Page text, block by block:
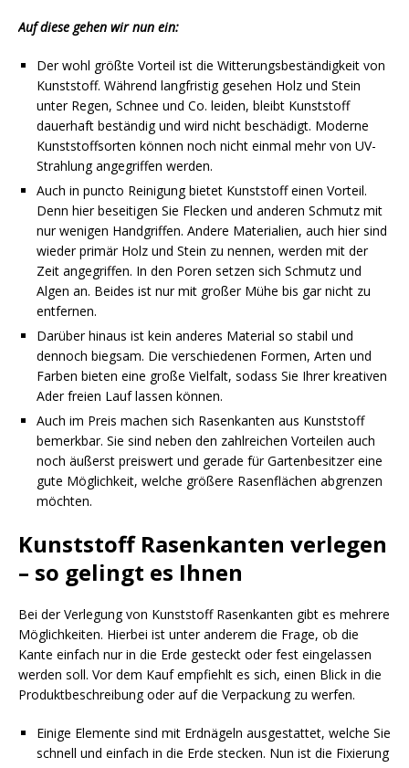
Auf diese gehen wir nun ein:
Der wohl größte Vorteil ist die Witterungsbeständigkeit von
Kunststoff. Während langfristig gesehen Holz und Stein
unter Regen, Schnee und Co. leiden, bleibt Kunststoff
dauerhaft beständig und wird nicht beschädigt. Moderne
Kunststoffsorten können noch nicht einmal mehr von UV-
Strahlung angegriffen werden.
Auch in puncto Reinigung bietet Kunststoff einen Vorteil.
Denn hier beseitigen Sie Flecken und anderen Schmutz mit
nur wenigen Handgriffen. Andere Materialien, auch hier sind
wieder primär Holz und Stein zu nennen, werden mit der
Zeit angegriffen. In den Poren setzen sich Schmutz und
Algen an. Beides ist nur mit großer Mühe bis gar nicht zu
entfernen.
Darüber hinaus ist kein anderes Material so stabil und
dennoch biegsam. Die verschiedenen Formen, Arten und
Farben bieten eine große Vielfalt, sodass Sie Ihrer kreativen
Ader freien Lauf lassen können.
Auch im Preis machen sich Rasenkanten aus Kunststoff
bemerkbar. Sie sind neben den zahlreichen Vorteilen auch
noch äußerst preiswert und gerade für Gartenbesitzer eine
gute Möglichkeit, welche größere Rasenflächen abgrenzen
möchten.
Kunststoff Rasenkanten verlegen
– so gelingt es Ihnen
Bei der Verlegung von Kunststoff Rasenkanten gibt es mehrere
Möglichkeiten. Hierbei ist unter anderem die Frage, ob die
Kante einfach nur in die Erde gesteckt oder fest eingelassen
werden soll. Vor dem Kauf empfiehlt es sich, einen Blick in die
Produktbeschreibung oder auf die Verpackung zu werfen.
Einige Elemente sind mit Erdnägeln ausgestattet, welche Sie
schnell und einfach in die Erde stecken. Nun ist die Fixierung